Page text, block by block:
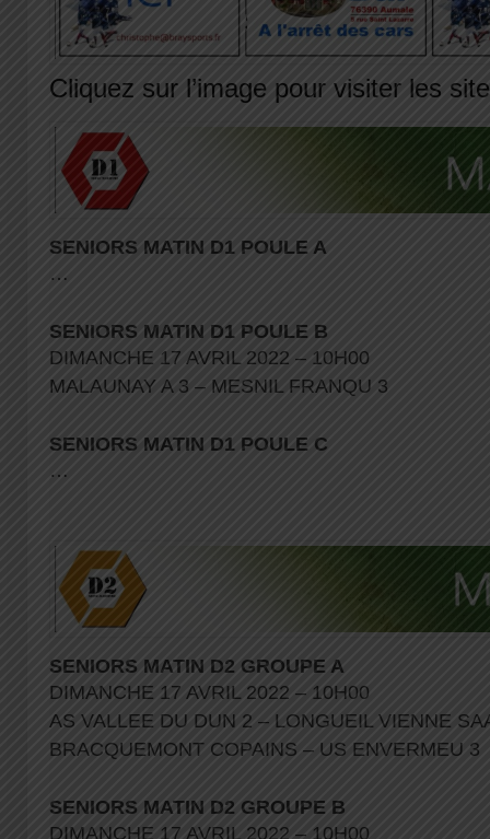
Cliquez sur l’image pour visiter les
SENIORS MATIN D1 POULE A
…
SENIORS MATIN D1 POULE B
DIMANCHE 17 AVRIL 2022 – 10H00
MALAUNAY A 3 – MESNIL FRANQU 3
SENIORS MATIN D1 POULE C
…
SENIORS MATIN D2 GROUPE A
DIMANCHE 17 AVRIL 2022 – 10H00
AS VALLEE DU DUN 2 – LONGUEIL VIENNE
BRACQUEMONT COPAINS – US ENVERMEU 3
SENIORS MATIN D2 GROUPE B
DIMANCHE 17 AVRIL 2022 – 10H00